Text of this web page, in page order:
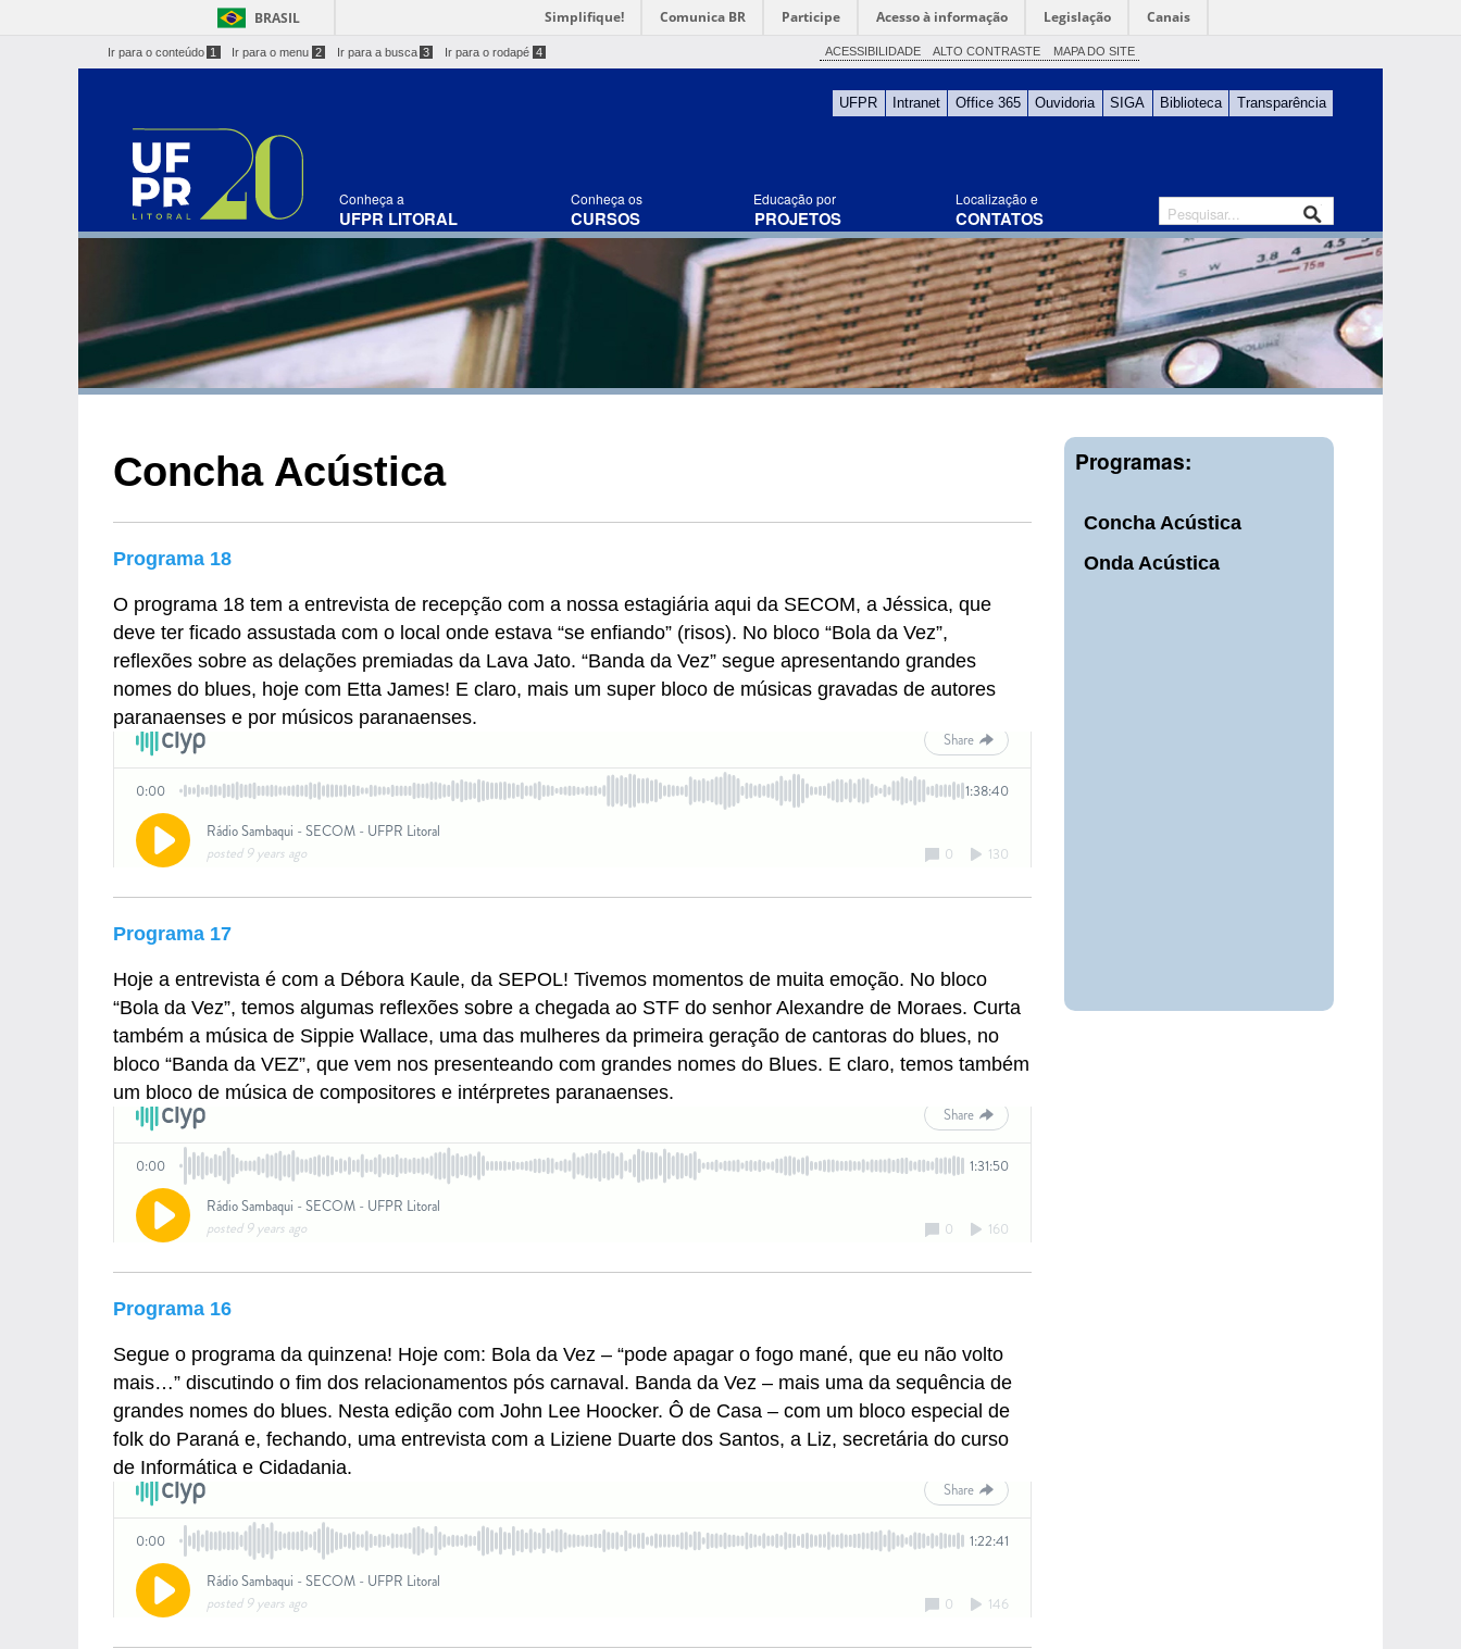
BRASIL Simplifique! Comunica BR Participe Acesso à informação Legislação Canais
Ir para o conteúdo 1 Ir para o menu 2 Ir para a busca 3 Ir para o rodapé 4 ACESSIBILIDADE ALTO CONTRASTE MAPA DO SITE
UFPR Intranet Office 365 Ouvidoria SIGA Biblioteca Transparência
Conheça a
UFPR LITORAL
Conheça os
CURSOS
Educação por
PROJETOS
Localização e
CONTATOS
Concha Acústica
Programa 18
O programa 18 tem a entrevista de recepção com a nossa estagiária aqui da SECOM, a Jéssica, que
deve ter ficado assustada com o local onde estava “se enfiando” (risos). No bloco “Bola da Vez”,
reflexões sobre as delações premiadas da Lava Jato. “Banda da Vez” segue apresentando grandes
nomes do blues, hoje com Etta James! E claro, mais um super bloco de músicas gravadas de autores
paranaenses e por músicos paranaenses.
Programa 17
Hoje a entrevista é com a Débora Kaule, da SEPOL! Tivemos momentos de muita emoção. No bloco
“Bola da Vez”, temos algumas reflexões sobre a chegada ao STF do senhor Alexandre de Moraes. Curta
também a música de Sippie Wallace, uma das mulheres da primeira geração de cantoras do blues, no
bloco “Banda da VEZ”, que vem nos presenteando com grandes nomes do Blues. E claro, temos também
um bloco de música de compositores e intérpretes paranaenses.
Programa 16
Segue o programa da quinzena! Hoje com: Bola da Vez – “pode apagar o fogo mané, que eu não volto
mais…” discutindo o fim dos relacionamentos pós carnaval. Banda da Vez – mais uma da sequência de
grandes nomes do blues. Nesta edição com John Lee Hoocker. Ô de Casa – com um bloco especial de
folk do Paraná e, fechando, uma entrevista com a Liziene Duarte dos Santos, a Liz, secretária do curso
de Informática e Cidadania.
Programas:
Concha Acústica
Onda Acústica